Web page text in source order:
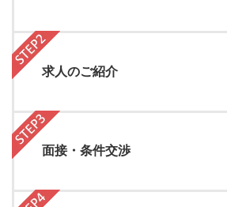
求人のご紹介
面接・条件交渉